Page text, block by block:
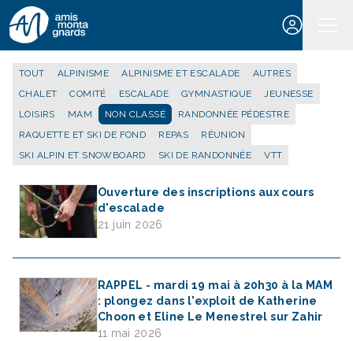
Aller au contenu
TOUT ALPINISME ALPINISME ET ESCALADE
AUTRES
CHALET
COMITÉ ESCALADE GYMNASTIQUE
JEUNESSE
LOISIRS
MAM NON CLASSÉ
RANDONNÉE PÉDESTRE
RAQUETTE ET SKI DE FOND
REPAS
RÉUNION
SKI ALPIN ET SNOWBOARD
SKI DE RANDONNÉE VTT
Ouverture des inscriptions aux cours
d'escalade
21 juin 2026
RAPPEL - mardi 19 mai à 20h30 à la MAM
: plongez dans l'exploit de Katherine
Choon et Eline Le Menestrel sur Zahir
11 mai 2026